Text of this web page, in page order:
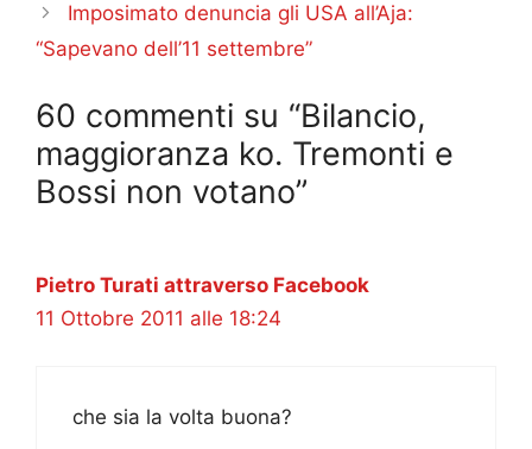
Imposimato denuncia gli USA all’Aja:
“Sapevano dell’11 settembre”
60 commenti su “Bilancio,
maggioranza ko. Tremonti e
Bossi non votano”
Pietro Turati attraverso Facebook
11 Ottobre 2011 alle 18:24
che sia la volta buona?